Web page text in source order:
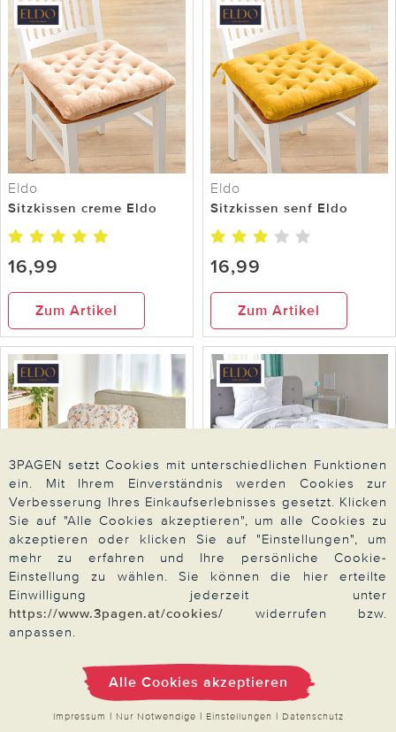
Eldo
Sitzkissen creme Eldo
16,99
Zum Artikel
Eldo
Sitzkissen senf Eldo
16,99
Zum Artikel
Eldo
Rückenkissen Blumen
Eldo
34,99
Zum Artikel
Eldo
Steppdecke "Micro
Deluxe" 135x200cm Eldo
Zum Artikel
3PAGEN setzt Cookies mit unterschiedlichen Funktionen
ein. Mit Ihrem Einverständnis werden Cookies zur
Verbesserung Ihres Einkaufserlebnisses gesetzt. Klicken
Sie auf "Alle Cookies akzeptieren", um alle Cookies zu
akzeptieren oder klicken Sie auf "Einstellungen", um
mehr zu erfahren und Ihre persönliche Cookie-
Einstellung zu wählen. Sie können die hier erteilte
Einwilligung jederzeit unter
https://www.3pagen.at/cookies/ widerrufen bzw.
anpassen.
Alle Cookies akzeptieren
Impressum | Nur Notwendige | Einstellungen | Datenschutz